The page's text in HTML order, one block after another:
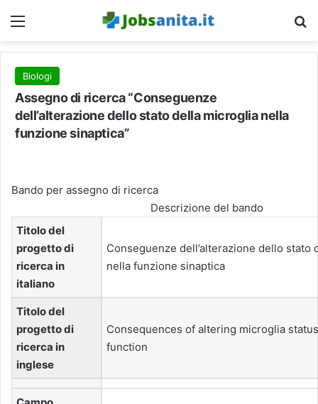
Menu
Biologi
Assegno di ricerca “Conseguenze
dell’alterazione dello stato della microglia nella
funzione sinaptica”
Bando per assegno di ricerca
Descrizione del bando
Titolo del
progetto di
ricerca in
italiano
Conseguenze dell’alterazione dello stato
nella funzione sinaptica
Titolo del
progetto di
ricerca in
inglese
Consequences of altering microglia
function